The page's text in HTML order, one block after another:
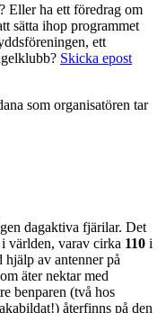
Eller ha ett föredrag om
sätta ihop programmet
ett
Skicka epost
som organisatören tar
dagaktiva fjärilar. Det
världen, varav cirka 110 i
av antenner på
äter nektar med
benparen (två hos
återfinns på den